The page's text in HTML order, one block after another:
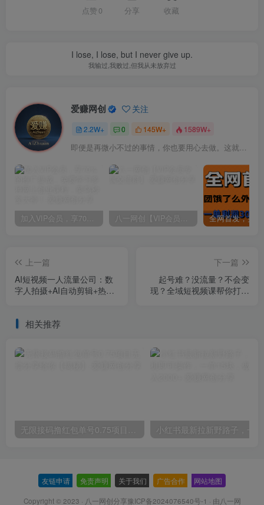
点赞 0 分享 收藏
I lose, I lose, but I never give up.
我输过,我败过,但我从未放弃过
爱赚网创 关注
2.2W+ 0 145W+ 1589W+
即便是再微小不过的事情，你也要用心去做。这就是成功的秘密
加入VIP会员，享70%的推广提成，免费学习多种网上创业课程，菜鸟秒变大神！ 八一网创【VIP会员专属交流群】
上一篇
AI短视频一人流量公司：数
字人拍摄+AI自动剪辑+热门
下一篇
起号难？没流量？不会变
现？全域短视频课帮你打通
相关推荐
友链申请 免责声明 关于我们 广告合作 网站地图
Copyright © 2023 · 八一网创分享豫ICP备2024076540号-1 · 由八一网